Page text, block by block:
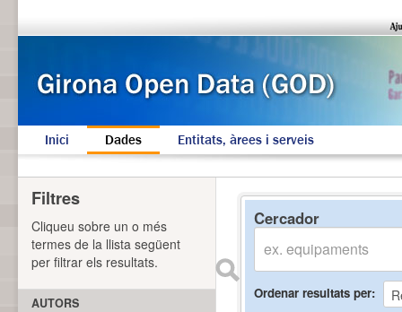
Inici Dades Entitats, àrees i serveis
Cercador
Ordenar resultats per
Filtres
Cliqueu sobre un o més
termes de la llista següent
per filtrar els resultats.
AUTORS